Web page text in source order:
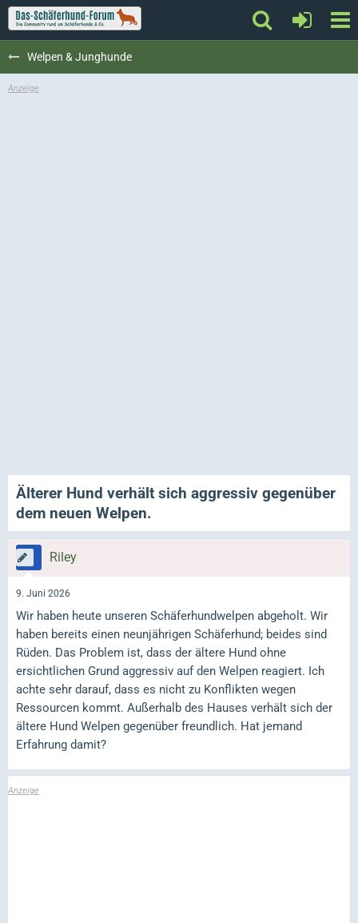
Welpen & Junghunde
Älterer Hund verhält sich aggressiv gegenüber
dem neuen Welpen.
Riley
9. Juni 2026
Wir haben heute unseren Schäferhundwelpen abgeholt. Wir
haben bereits einen neunjährigen Schäferhund; beides sind
Rüden. Das Problem ist, dass der ältere Hund ohne
ersichtlichen Grund aggressiv auf den Welpen reagiert. Ich
achte sehr darauf, dass es nicht zu Konflikten wegen
Ressourcen kommt. Außerhalb des Hauses verhält sich der
ältere Hund Welpen gegenüber freundlich. Hat jemand
Erfahrung damit?